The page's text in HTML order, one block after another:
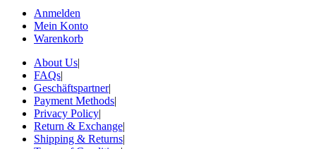
Anmelden
Mein Konto
Warenkorb
About Us|
FAQs|
Geschäftspartner|
Payment Methods|
Privacy Policy|
Return & Exchange|
Shipping & Returns|